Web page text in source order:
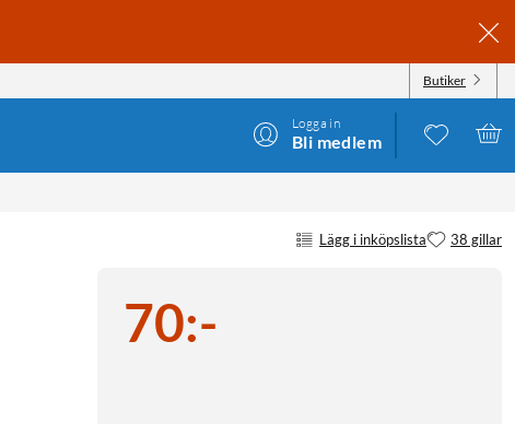
Butiker
Logga in
Bli medlem
Lägg i inköpslista 38 gillar
70:-